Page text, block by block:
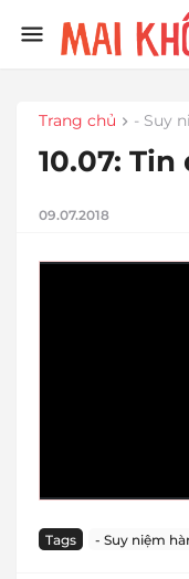
Trang chủ - Suy
10.07:
09.07.2018
Tags - Suy niệm